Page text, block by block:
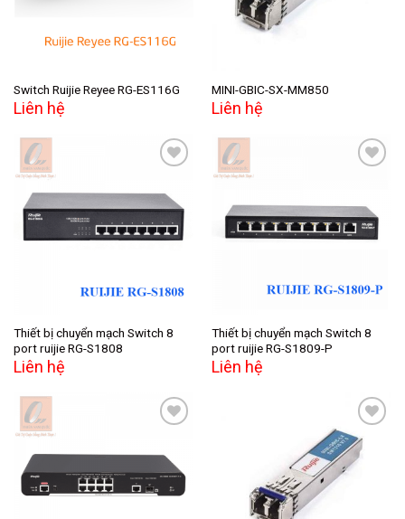
Switch Ruijie Reyee RG-ES116G
Liên hệ
MINI-GBIC-SX-MM850
Liên hệ
Add to
wishlist
Thiết bị chuyển mạch Switch 8
port ruijie RG-S1808
Liên hệ
Add to
wishlist
Thiết bị chuyển mạch Switch 8
port ruijie RG-S1809-P
Liên hệ
Add to
wishlist
Add to